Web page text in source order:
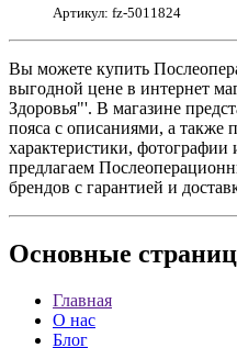
Артикул: fz-5011824
Вы можете купить
выгодной цене в интернет
Здоровья"'. В магазине
пояса с описаниями, а также
характеристики,
предлагаем
брендов с гарантией и
Основные
Главная
О нас
Блог